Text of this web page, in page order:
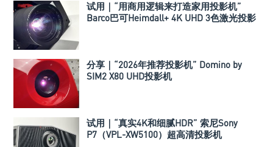
试用｜“用商用逻辑来打造家用投影机”
Barco巴可Heimdall+ 4K UHD 3色激光投影
分享｜“2026年推荐投影机” Domino by
SIM2 X80 UHD投影机
试用｜“真实4K和细腻HDR” 索尼Sony
P7（VPL-XW5100）超高清投影机